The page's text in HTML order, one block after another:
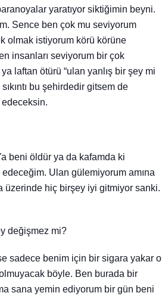
yaratıyor siktiğimin beyni.
Sence ben çok mu seviyorum
olmak istiyorum körü körüne
insanları seviyorum bir çok
laftan ötürü “ulan yanlış bir şey mi
bu şehirdedir gitsem de
beni öldür ya da kafamda ki
Ulan gülemiyorum amına
üzerinde hiç birşey iyi gitmiyor sanki.
değişmez mi?
sadece benim için bir sigara yakar o
böyle. Ben burada bir
sana yemin ediyorum bir gün beni